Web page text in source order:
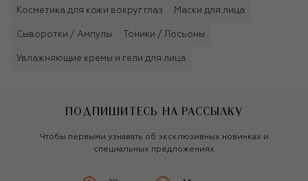
Косметика для кожи вокруг глаз Маски для лица
Сыворотки / Ампулы Тоники / Лосьоны
Увлажняющие кремы и гели для лица
ПОДПИШИТЕСЬ НА РАССЫЛКУ
Чтобы первыми узнавать об эксклюзивных новинках и
специальных предложениях